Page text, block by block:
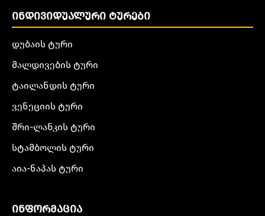
ᲘᲜᲓᲘᲕᲘᲓᲣᲐᲚᲣᲠᲘ ᲢᲣᲠᲔᲑᲘ
დუბაის ტური
მალდივების ტური
ტაილანდის ტური
ვენეციის ტური
შრი-ლანკის ტური
სტამბოლის ტური
აია-ნაპას ტური
ᲘᲜᲤᲝᲠᲛᲐᲪᲘᲐ